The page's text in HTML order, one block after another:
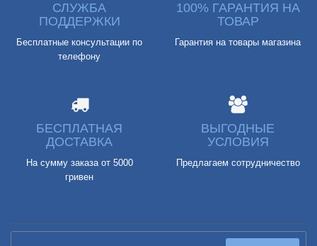
СЛУЖБА
ПОДДЕРЖКИ
Бесплатные консультации по
телефону
100% ГАРАНТИЯ НА
ТОВАР
Гарантия на товары магазина
БЕСПЛАТНАЯ
ДОСТАВКА
На сумму заказа от 5000
гривен
ВЫГОДНЫЕ
УСЛОВИЯ
Предлагаем сотрудничество